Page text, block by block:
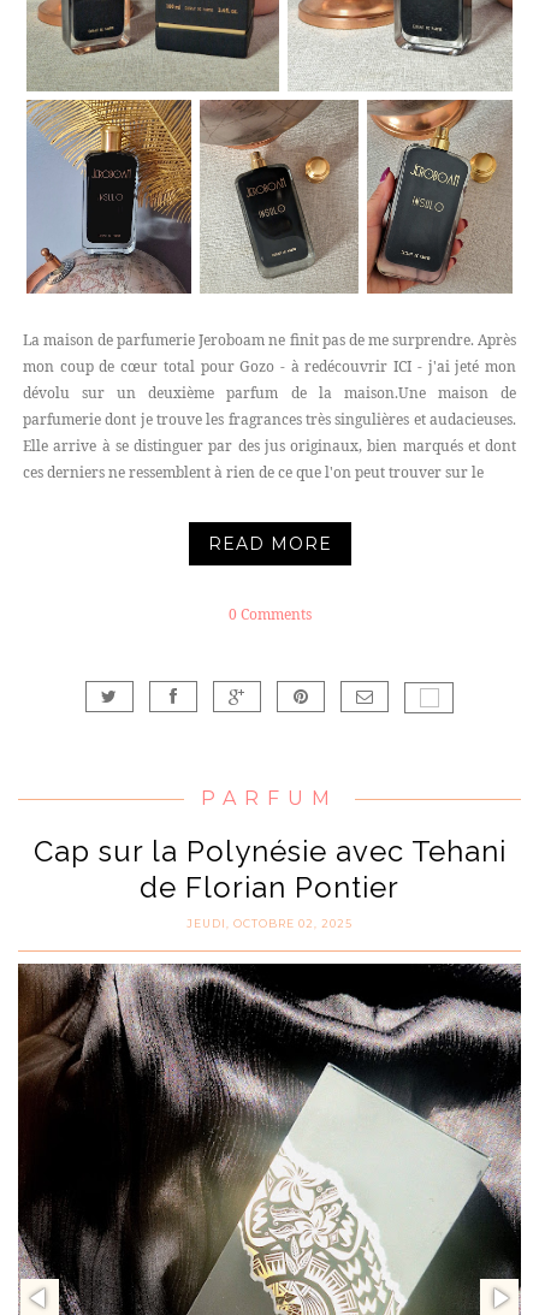
La maison de parfumerie Jeroboam ne finit pas de me surprendre. Après
mon coup de cœur total pour Gozo - à redécouvrir ICI - j'ai jeté mon
dévolu sur un deuxième parfum de la maison.Une maison de
parfumerie dont je trouve les fragrances très singulières et audacieuses.
Elle arrive à se distinguer par des jus originaux, bien marqués et dont
ces derniers ne ressemblent à rien de ce que l'on peut trouver sur le
READ MORE
0 Comments
PARFUM
Cap sur la Polynésie avec Tehani
de Florian Pontier
JEUDI, OCTOBRE 02, 2025